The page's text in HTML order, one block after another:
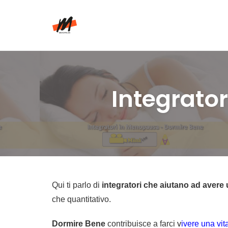
Qui ti parlo di integratori che aiutano ad avere
che quantitativo.
Dormire Bene contribuisce a farci vivere una